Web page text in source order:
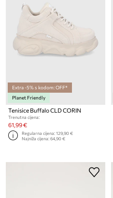
Extra -5% s kodom: OFF*
Planet Friendly
Tenisice Buffalo CLD CORIN
Trenutna cijena:
61,99 €
Regularna cijena:129,90 €
Najniža cijena:64,90 €